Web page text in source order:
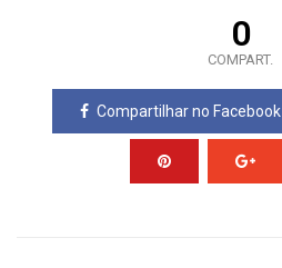
0
COMPART.
Compartilhar no Facebook